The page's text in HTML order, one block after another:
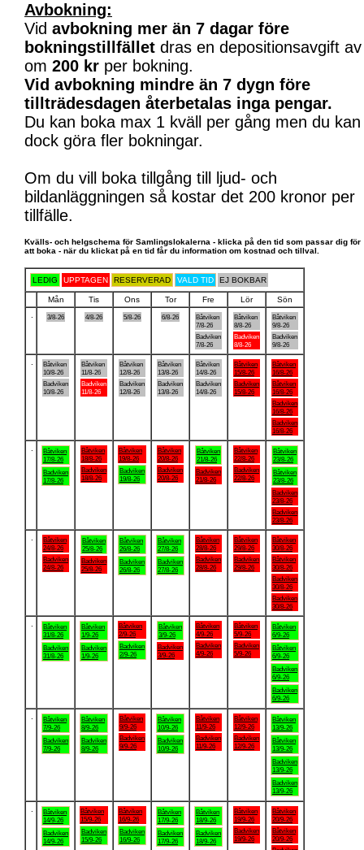
Avbokning:
Vid avbokning mer än 7 dagar före
bokningstillfället dras en depositionsavgift av
om 200 kr per bokning.
Vid avbokning mindre än 7 dygn före
tillträdesdagen återbetalas inga pengar.
Du kan boka max 1 kväll per gång men du kan
dock göra fler bokningar.
Om du vill boka tillgång till ljud- och
bildanläggningen så kostar det 200 kronor per
tillfälle.
Kvälls- och helgschema för Samlingslokalerna - klicka på den tid som passar dig för
att boka - när du klickat på en tid får du information om kostnad och tillval.
LEDIG UPPTAGEN RESERVERAD VALD TID EJ BOKBAR
Mån Tis Ons Tor Fre Lör
Sön
3/8-26 4/8-26 5/8-26 6/8-26
Båtviken
7/8-26
Badviken
7/8-26
Båtviken
8/8-26
Badviken
8/8-26
Båtviken
9/8-26
Badviken
9/8-26
Båtviken
10/8-26
Badviken
10/8-26
Båtviken
11/8-26
Badviken
11/8-26
Båtviken
12/8-26
Badviken
12/8-26
Båtviken
13/8-26
Badviken
13/8-26
Båtviken
14/8-26
Badviken
14/8-26
Båtviken
15/8-26
Badviken
15/8-26
Båtviken
16/8-26
Båtviken
16/8-26
Badviken
16/8-26
Badviken
16/8-26
Båtviken
17/8-26
Badviken
17/8-26
Båtviken
18/8-26
Badviken
18/8-26
Båtviken
19/8-26
Badviken
19/8-26
Båtviken
20/8-26
Badviken
20/8-26
Båtviken
21/8-26
Badviken
21/8-26
Båtviken
22/8-26
Badviken
22/8-26
Båtviken
23/8-26
Båtviken
23/8-26
Badviken
23/8-26
Badviken
23/8-26
Båtviken
24/8-26
Badviken
24/8-26
Båtviken
25/8-26
Badviken
25/8-26
Båtviken
26/8-26
Badviken
26/8-26
Båtviken
27/8-26
Badviken
27/8-26
Båtviken
28/8-26
Badviken
28/8-26
Båtviken
29/8-26
Badviken
29/8-26
Båtviken
30/8-26
Båtviken
30/8-26
Badviken
30/8-26
Badviken
30/8-26
Båtviken
31/8-26
Badviken
31/8-26
Båtviken
1/9-26
Badviken
1/9-26
Båtviken
2/9-26
Badviken
2/9-26
Båtviken
3/9-26
Badviken
3/9-26
Båtviken
4/9-26
Badviken
4/9-26
Båtviken
5/9-26
Badviken
5/9-26
Båtviken
6/9-26
Båtviken
6/9-26
Badviken
6/9-26
Badviken
6/9-26
Båtviken
7/9-26
Badviken
7/9-26
Båtviken
8/9-26
Badviken
8/9-26
Båtviken
9/9-26
Badviken
9/9-26
Båtviken
10/9-26
Badviken
10/9-26
Båtviken
11/9-26
Badviken
11/9-26
Båtviken
12/9-26
Badviken
12/9-26
Båtviken
13/9-26
Båtviken
13/9-26
Badviken
13/9-26
Badviken
13/9-26
Båtviken
14/9-26
Badviken
14/9-26
Båtviken
15/9-26
Badviken
15/9-26
Båtviken
16/9-26
Badviken
16/9-26
Båtviken
17/9-26
Badviken
17/9-26
Båtviken
18/9-26
Badviken
18/9-26
Båtviken
19/9-26
Badviken
19/9-26
Båtviken
20/9-26
Båtviken
20/9-26